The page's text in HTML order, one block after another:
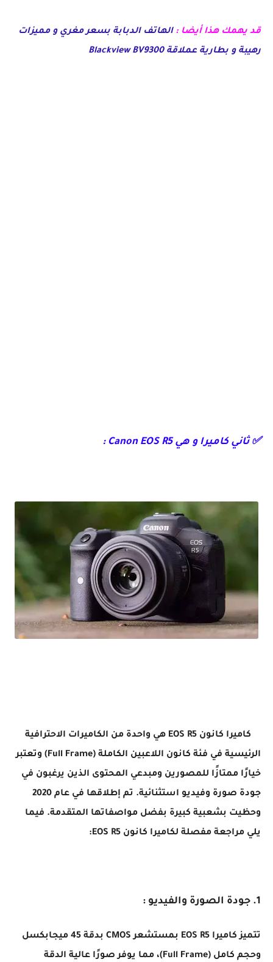
قد يهمك هذا أيضا :الهاتف الدبابة بسعر مغري و مميزات
رهيبة و بطارية عملاقة Blackview BV9300
✅ ثاني كاميرا و هي Canon EOS R5 :
كاميرا كانون EOS R5 هي واحدة من الكاميرات الاحترافية
الرئيسية في فئة كانون اللاعبين الكاملة (Full Frame) وتعتبر
خيارًا ممتازًا للمصورين ومبدعي المحتوى الذين يرغبون في
جودة صورة وفيديو استثنائية. تم إطلاقها في عام 2020
وحظيت بشعبية كبيرة بفضل مواصفاتها المتقدمة. فيما
يلي مراجعة مفصلة لكاميرا كانون EOS R5:
1. جودة الصورة والفيديو :
تتميز كاميرا EOS R5 بمستشعر CMOS بدقة 45 ميجابكسل
وحجم كامل (Full Frame)، مما يوفر صورًا عالية الدقة